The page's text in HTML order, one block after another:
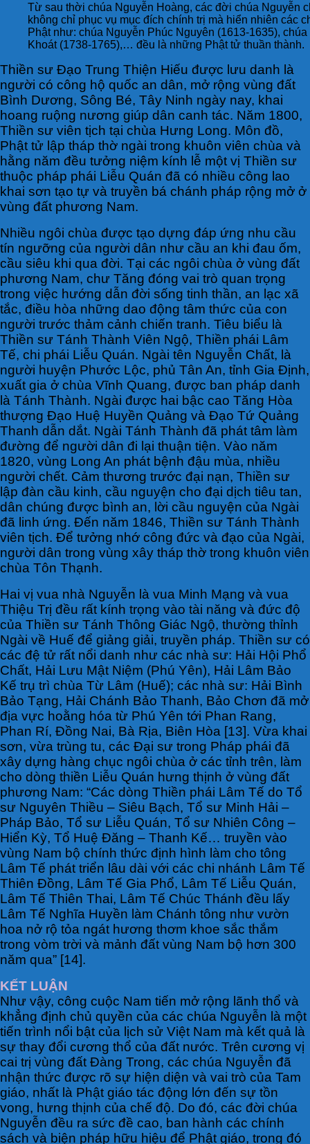
Từ sau thời chúa Nguyễn Hoàng, các đời chúa Nguyễn
không chỉ phục vụ mục đích chính trị mà hiển nhiên
Phật như: chúa Nguyễn Phúc Nguyên (1613-1635),
Khoát (1738-1765),… đều là những Phật tử thuần thành.
Thiền sư Đạo Trung Thiện Hiếu được lưu danh là
người có công hộ quốc an dân, mở rộng vùng đất
Bình Dương, Sông Bé, Tây Ninh ngày nay, khai
hoang ruộng nương giúp dân canh tác. Năm 1800,
Thiền sư viên tịch tại chùa Hưng Long. Môn đồ,
Phật tử lập tháp thờ ngài trong khuôn viên chùa và
hằng năm đều tưởng niệm kính lễ một vị Thiền sư
thuộc pháp phái Liễu Quán đã có nhiều công lao
khai sơn tạo tự và truyền bá chánh pháp rộng mở ở
vùng đất phương Nam.
Nhiều ngôi chùa được tạo dựng đáp ứng nhu cầu
tín ngưỡng của người dân như cầu an khi đau ốm,
cầu siêu khi qua đời. Tại các ngôi chùa ở vùng đất
phương Nam, chư Tăng đóng vai trò quan trọng
trong việc hướng dẫn đời sống tinh thần, an lạc xã
tắc, điều hòa những dao động tâm thức của con
người trước thảm cảnh chiến tranh. Tiêu biểu là
Thiền sư Tánh Thành Viên Ngộ, Thiền phái Lâm
Tế, chi phái Liễu Quán. Ngài tên Nguyễn Chất, là
người huyện Phước Lộc, phủ Tân An, tỉnh Gia Định,
xuất gia ở chùa Vĩnh Quang, được ban pháp danh
là Tánh Thành. Ngài được hai bậc cao Tăng Hòa
thượng Đạo Huệ Huyền Quảng và Đạo Tứ Quảng
Thanh dẫn dắt. Ngài Tánh Thành đã phát tâm làm
đường để người dân đi lại thuận tiện. Vào năm
1820, vùng Long An phát bệnh đậu mùa, nhiều
người chết. Cảm thương trước đại nạn, Thiền sư
lập đàn cầu kinh, cầu nguyện cho đại dịch tiêu tan,
dân chúng được bình an, lời cầu nguyện của Ngài
đã linh ứng. Đến năm 1846, Thiền sư Tánh Thành
viên tịch. Để tưởng nhớ công đức và đạo của Ngài,
người dân trong vùng xây tháp thờ trong khuôn viên
chùa Tôn Thạnh.
Hai vị vua nhà Nguyễn là vua Minh Mạng và vua
Thiệu Trị đều rất kính trọng vào tài năng và đức độ
của Thiền sư Tánh Thông Giác Ngộ, thường thỉnh
Ngài về Huế để giảng giải, truyền pháp. Thiền sư có
các đệ tử rất nổi danh như các nhà sư: Hải Hội Phổ
Chất, Hải Lưu Mật Niệm (Phú Yên), Hải Lâm Bảo
Kế trụ trì chùa Từ Lâm (Huế); các nhà sư: Hải Bình
Bảo Tạng, Hải Chánh Bảo Thanh, Bảo Chơn đã mở
địa vực hoằng hóa từ Phú Yên tới Phan Rang,
Phan Rí, Đồng Nai, Bà Rịa, Biên Hòa [13]. Vừa khai
sơn, vừa trùng tu, các Đại sư trong Pháp phái đã
xây dựng hàng chục ngôi chùa ở các tỉnh trên, làm
cho dòng thiền Liễu Quán hưng thịnh ở vùng đất
phương Nam: “Các dòng Thiền phái Lâm Tế do Tổ
sư Nguyên Thiều – Siêu Bạch, Tổ sư Minh Hải –
Pháp Bảo, Tổ sư Liễu Quán, Tổ sư Nhiên Công –
Hiển Kỳ, Tổ Huệ Đăng – Thanh Kế… truyền vào
vùng Nam bộ chính thức định hình làm cho tông
Lâm Tế phát triển lâu dài với các chi nhánh Lâm Tế
Thiên Đồng, Lâm Tế Gia Phổ, Lâm Tế Liễu Quán,
Lâm Tế Thiên Thai, Lâm Tế Chúc Thánh đều lấy
Lâm Tế Nghĩa Huyền làm Chánh tông như vườn
hoa nở rộ tỏa ngát hương thơm khoe sắc thắm
trong vòm trời và mảnh đất vùng Nam bộ hơn 300
năm qua” [14].
KẾT LUẬN
Như vậy, công cuộc Nam tiến mở rộng lãnh thổ và
khẳng định chủ quyền của các chúa Nguyễn là một
tiến trình nổi bật của lịch sử Việt Nam mà kết quả là
sự thay đổi cương thổ của đất nước. Trên cương vị
cai trị vùng đất Đàng Trong, các chúa Nguyễn đã
nhận thức được rõ sự hiện diện và vai trò của Tam
giáo, nhất là Phật giáo tác động lớn đến sự tồn
vong, hưng thịnh của chế độ. Do đó, các đời chúa
Nguyễn đều ra sức đề cao, ban hành các chính
sách và biện pháp hữu hiệu để Phật giáo, trong đó